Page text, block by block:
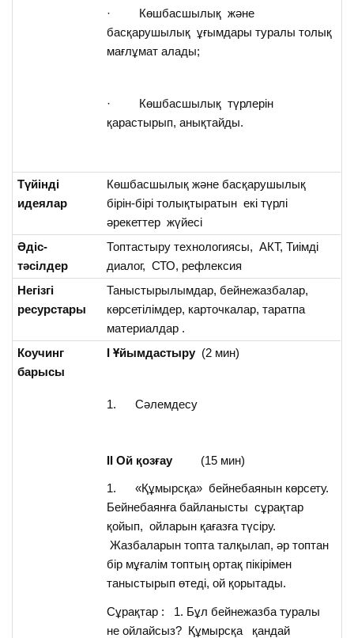
· Көшбасшылық және
басқарушылық ұғымдары туралы толық
мағлұмат алады;
· Көшбасшылық түрлерін
қарастырып, анықтайды.
Түйінді
идеялар
Көшбасшылық және басқарушылық
бірін-бірі толықтыратын екі түрлі
әрекеттер жүйесі
Әдіс-
тәсілдер
Топтастыру технологиясы, АКТ, Тиімді
диалог, СТО, рефлексия
Негізгі
ресурстары
Таныстырылымдар, бейнежазбалар,
көрсетілімдер, карточкалар, таратпа
материалдар .
Коучинг
барысы
І Ұйымдастыру (2 мин)
1. Сәлемдесу
ІІ Ой қозғау (15 мин)
1. «Құмырсқа» бейнебаянын көрсету.
Бейнебаянға байланысты сұрақтар
қойып, ойларын қағазға түсіру.
Жазбаларын топта талқылап, әр топтан
бір мұғалім топтың ортақ пікірімен
таныстырып өтеді, ой қорытады.
Сұрақтар : 1. Бұл бейнежазба туралы
не ойлайсыз? Құмырсқа қандай